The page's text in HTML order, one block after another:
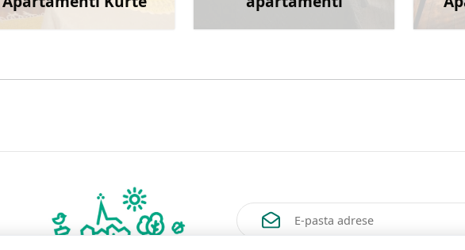
Uzzināt vairāk Uzzināt vairāk